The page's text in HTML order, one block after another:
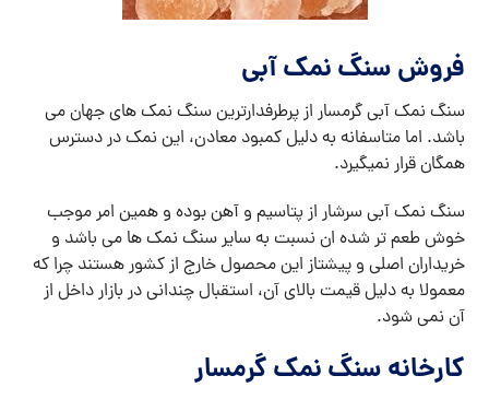
فروش سنگ نمک آبی
سنگ نمک آبی گرمسار از پرطرفدارترین سنگ نمک های جهان می
باشد. اما متاسفانه به دلیل کمبود معادن، این نمک در دسترس
همگان قرار نمیگیرد.
سنگ نمک آبی سرشار از پتاسیم و آهن بوده و همین امر موجب
خوش طعم تر شده ان نسبت به سایر سنگ نمک ها می باشد و
خریداران اصلی و پیشتاز این محصول خارج از کشور هستند چرا که
معمولا به دلیل قیمت بالای آن، استقبال چندانی در بازار داخل از
آن نمی شود.
کارخانه سنگ نمک گرمسار